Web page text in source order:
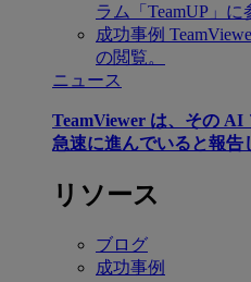
ラム「TeamUP」に
成功事例
の閲覧。
ニュース
TeamViewer は、その
急速に進んでいると報告
リソース
ブログ
成功事例